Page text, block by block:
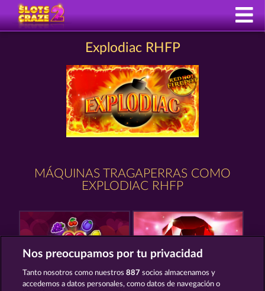
Explodiac RHFP
MÁQUINAS TRAGAPERRAS COMO
EXPLODIAC RHFP
FRUIT LOVE WILD RUBIES
Nos preocupamos por tu privacidad
Tanto nosotros como nuestros887 socios almacenamos y
accedemos a datos personales, como datos de navegación o